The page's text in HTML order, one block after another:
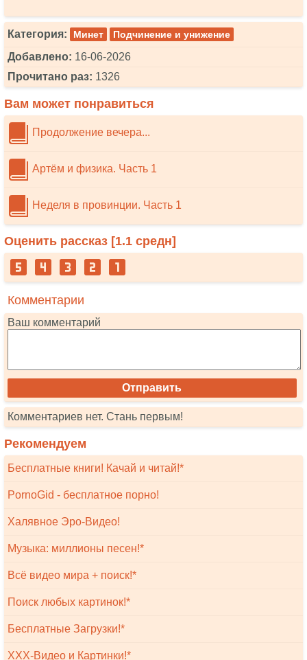
Категория: Минет Подчинение и унижение
Добавлено: 16-06-2026
Прочитано раз: 1326
Вам может понравиться
Продолжениe вечера...
Артём и физика. Часть 1
Неделя в провинции. Часть 1
Оценить рассказ [1.1 средн]
Комментарии
Ваш комментарий
Комментариев нет. Стань первым!
Рекомендуем
Бесплатные книги! Качай и читай!*
PornoGid - бесплатное порно!
Халявное Эро-Видео!
Музыка: миллионы песен!*
Всё видео мира + поиск!*
Поиск любых картинок!*
Бесплатные Загрузки!*
XXX-Видео и Картинки!*